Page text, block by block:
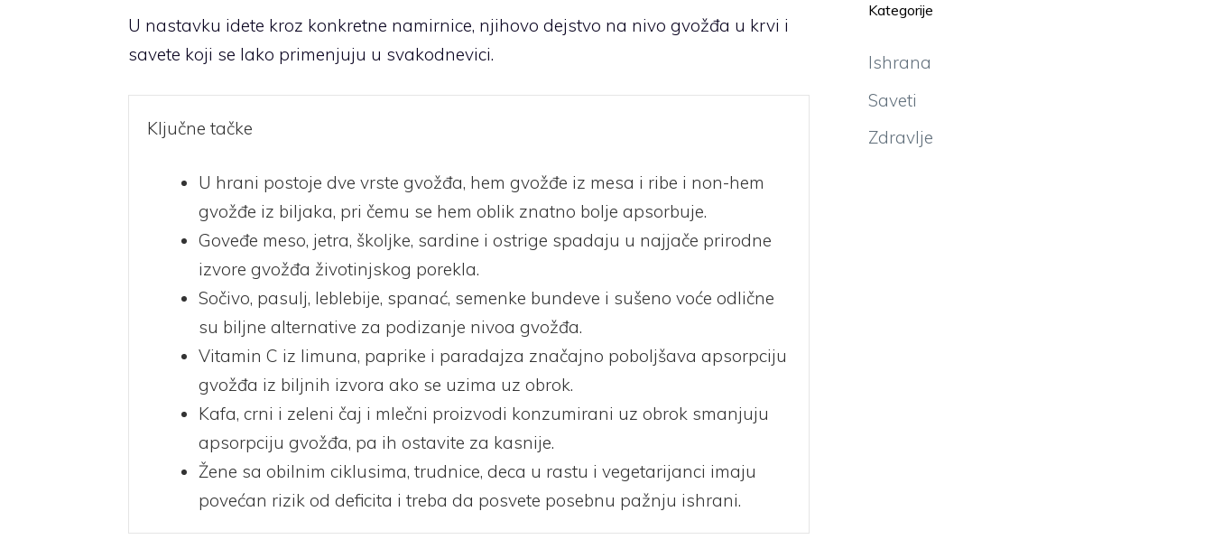
U nastavku idete kroz konkretne namirnice, njihovo dejstvo na nivo gvožđa u krvi i
savete koji se lako primenjuju u svakodnevici.
Ključne tačke
U hrani postoje dve vrste gvožđa, hem gvožđe iz mesa i ribe i non-hem
gvožđe iz biljaka, pri čemu se hem oblik znatno bolje apsorbuje.
Goveđe meso, jetra, školjke, sardine i ostrige spadaju u najjače prirodne
izvore gvožđa životinjskog porekla.
Sočivo, pasulj, leblebije, spanać, semenke bundeve i sušeno voće odlične
su biljne alternative za podizanje nivoa gvožđa.
Vitamin C iz limuna, paprike i paradajza značajno poboljšava apsorpciju
gvožđa iz biljnih izvora ako se uzima uz obrok.
Kafa, crni i zeleni čaj i mlečni proizvodi konzumirani uz obrok smanjuju
apsorpciju gvožđa, pa ih ostavite za kasnije.
Žene sa obilnim ciklusima, trudnice, deca u rastu i vegetarijanci imaju
povećan rizik od deficita i treba da posvete posebnu pažnju ishrani.
Kategorije
Ishrana
Saveti
Zdravlje